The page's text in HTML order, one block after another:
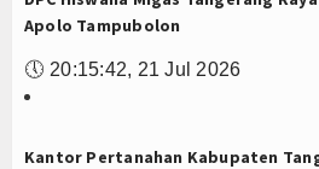
Apolo Tampubolon
🕔 20:15:42, 21 Jul 2026
Kantor Pertanahan Kabupaten